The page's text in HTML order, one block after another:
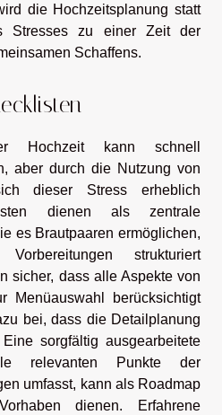
die Hochzeitsplanung statt
Stresses zu einer Zeit der
Schaffens.
Hochzeit kann schnell
aber durch die Nutzung von
dieser Stress erheblich
dienen als zentrale
es Brautpaaren ermöglichen,
strukturiert
sicher, dass alle Aspekte von
Menüauswahl berücksichtigt
bei, dass die Detailplanung
sorgfältig ausgearbeitete
relevanten Punkte der
umfasst, kann als Roadmap
dienen. Erfahrene